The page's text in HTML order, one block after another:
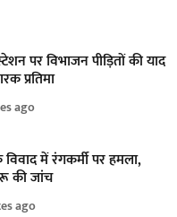
पर विभाजन पीड़ितों की याद
प्रतिमा
ago
में रंगकर्मी पर हमला,
की जांच
ago